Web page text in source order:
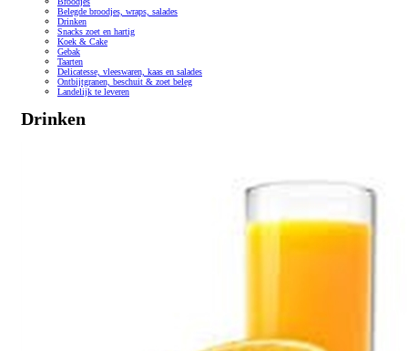
Belegde broodjes, wraps, salades
Drinken
Snacks zoet en hartig
Koek & Cake
Gebak
Taarten
Delicatesse, vleeswaren, kaas en salades
Ontbijtgranen, beschuit & zoet beleg
Landelijk te leveren
Drinken